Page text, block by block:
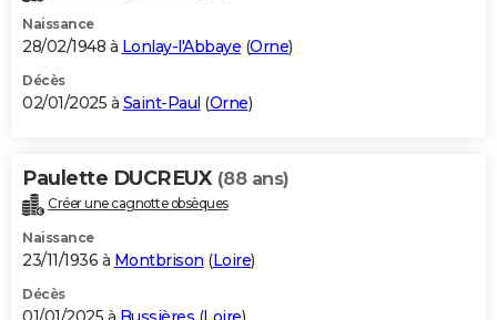
Naissance
28/02/1948 à Lonlay-l'Abbaye (Orne)
Décès
02/01/2025 à Saint-Paul (Orne)
Paulette DUCREUX (88 ans)
Créer une cagnotte obsèques
Naissance
23/11/1936 à Montbrison (Loire)
Décès